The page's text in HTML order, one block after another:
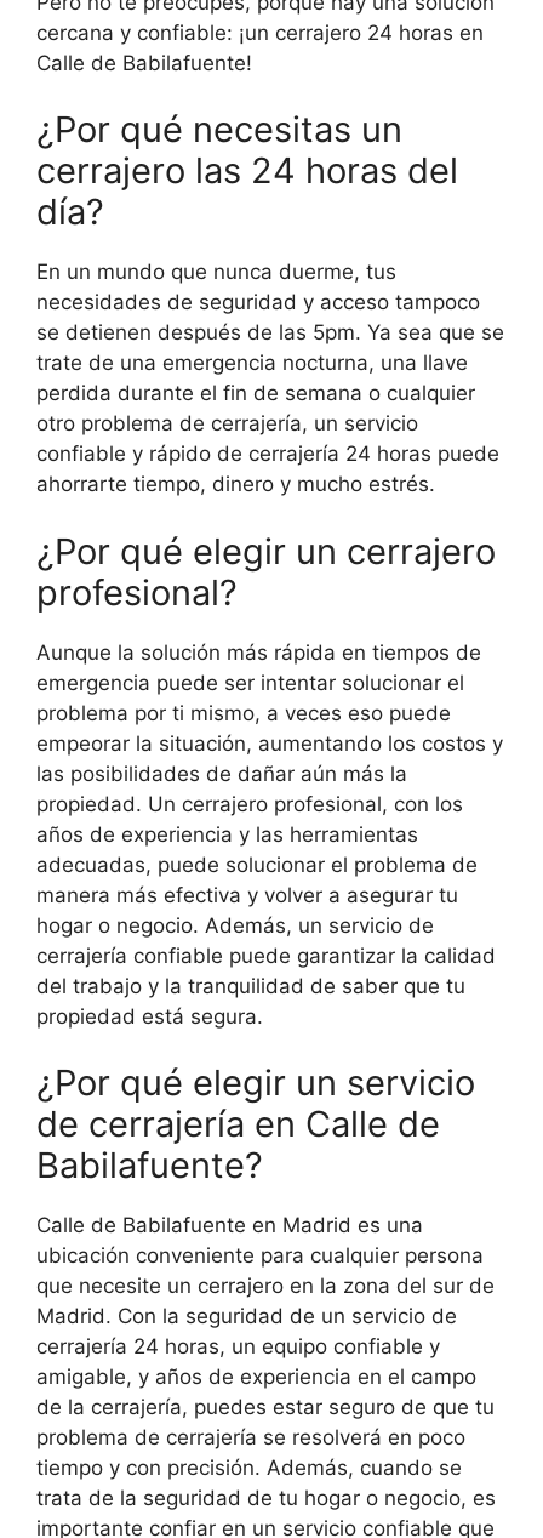
cercana y confiable: ¡un cerrajero 24 horas en
Calle de Babilafuente!
¿Por qué necesitas un
cerrajero las 24 horas del
día?
En un mundo que nunca duerme, tus
necesidades de seguridad y acceso tampoco
se detienen después de las 5pm. Ya sea que se
trate de una emergencia nocturna, una llave
perdida durante el fin de semana o cualquier
otro problema de cerrajería, un servicio
confiable y rápido de cerrajería 24 horas puede
ahorrarte tiempo, dinero y mucho estrés.
¿Por qué elegir un cerrajero
profesional?
Aunque la solución más rápida en tiempos de
emergencia puede ser intentar solucionar el
problema por ti mismo, a veces eso puede
empeorar la situación, aumentando los costos y
las posibilidades de dañar aún más la
propiedad. Un cerrajero profesional, con los
años de experiencia y las herramientas
adecuadas, puede solucionar el problema de
manera más efectiva y volver a asegurar tu
hogar o negocio. Además, un servicio de
cerrajería confiable puede garantizar la calidad
del trabajo y la tranquilidad de saber que tu
propiedad está segura.
¿Por qué elegir un servicio
de cerrajería en Calle de
Babilafuente?
Calle de Babilafuente en Madrid es una
ubicación conveniente para cualquier persona
que necesite un cerrajero en la zona del sur de
Madrid. Con la seguridad de un servicio de
cerrajería 24 horas, un equipo confiable y
amigable, y años de experiencia en el campo
de la cerrajería, puedes estar seguro de que tu
problema de cerrajería se resolverá en poco
tiempo y con precisión. Además, cuando se
trata de la seguridad de tu hogar o negocio, es
importante confiar en un servicio confiable que